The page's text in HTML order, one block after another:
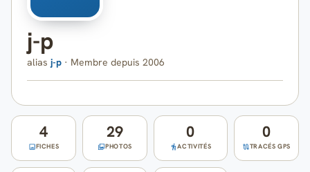
Matériel
Services
Cartes
Blog
Mon compte
j-p
aliasj-p · Membre depuis 2006
4
FICHES
29
PHOTOS
0
ACTIVITÉS
0
TRACÉS GPS